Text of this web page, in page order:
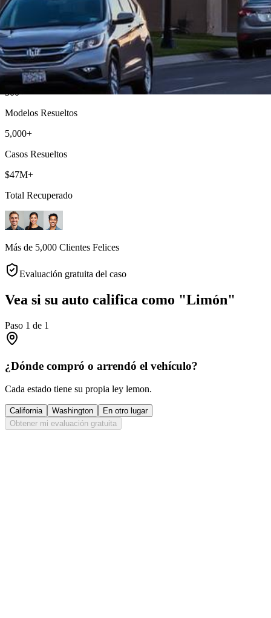
Abogado de Ley Limón en Roseville
Abogados de Ley Limón mejor calificados que sirven a todo Placer
County
500+
Modelos Resueltos
5,000+
Casos Resueltos
$47M+
Total Recuperado
Más de 5,000 Clientes Felices
Evaluación gratuita del caso
Vea si su auto califica como "Limón"
Paso 1 de 1
¿Dónde compró o arrendó el vehículo?
Cada estado tiene su propia ley lemon.
California Washington
En otro lugar
Obtener mi evaluación gratuita